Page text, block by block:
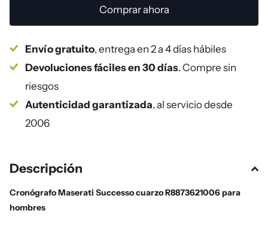
Comprar ahora
Envío gratuito, entrega en 2 a 4 días hábiles
Devoluciones fáciles en 30 días. Compre sin
riesgos
Autenticidad garantizada, al servicio desde
2006
Descripción
Cronógrafo Maserati Successo cuarzo R8873621006 para
hombres